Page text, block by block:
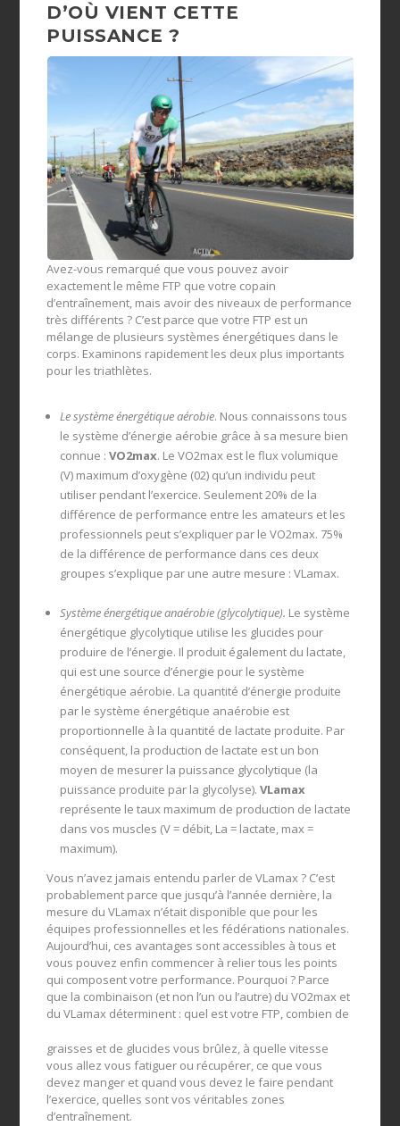
D’OÙ VIENT CETTE
PUISSANCE ?
Avez-vous remarqué que vous pouvez avoir
exactement le même FTP que votre copain
d’entraînement, mais avoir des niveaux de performance
très différents ? C’est parce que votre FTP est un
mélange de plusieurs systèmes énergétiques dans le
corps. Examinons rapidement les deux plus importants
pour les triathlètes.
Le système énergétique aérobie. Nous connaissons tous
le système d’énergie aérobie grâce à sa mesure bien
connue :VO2max. Le VO2max est le flux volumique
(V) maximum d’oxygène (02) qu’un individu peut
utiliser pendant l’exercice. Seulement 20% de la
différence de performance entre les amateurs et les
professionnels peut s’expliquer par le VO2max. 75%
de la différence de performance dans ces deux
groupes s’explique par une autre mesure : VLamax.
Système énergétique anaérobie (glycolytique). Le système
énergétique glycolytique utilise les glucides pour
produire de l’énergie. Il produit également du lactate,
qui est une source d’énergie pour le système
énergétique aérobie. La quantité d’énergie produite
par le système énergétique anaérobie est
proportionnelle à la quantité de lactate produite. Par
conséquent, la production de lactate est un bon
moyen de mesurer la puissance glycolytique (la
puissance produite par la glycolyse).VLamax
représente le taux maximum de production de lactate
dans vos muscles (V = débit, La = lactate, max =
maximum).
Vous n’avez jamais entendu parler de VLamax ? C’est
probablement parce que jusqu’à l’année dernière, la
mesure du VLamax n’était disponible que pour les
équipes professionnelles et les fédérations nationales.
Aujourd’hui, ces avantages sont accessibles à tous et
vous pouvez enfin commencer à relier tous les points
qui composent votre performance. Pourquoi ? Parce
que la combinaison (et non l’un ou l’autre) du VO2max et
du VLamax déterminent : quel est votre FTP, combien de
graisses et de glucides vous brûlez, à quelle vitesse
vous allez vous fatiguer ou récupérer, ce que vous
devez manger et quand vous devez le faire pendant
l’exercice, quelles sont vos véritables zones
d’entraînement.